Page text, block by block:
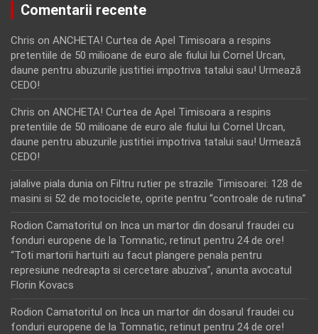
Comentarii recente
Chris on ANCHETA! Curtea de Apel Timisoara a respins
pretentiile de 50 milioane de euro ale fiului lui Cornel Urcan,
daune pentru abuzurile justitiei impotriva tatalui sau! Urmează
CEDO!
Chris on ANCHETA! Curtea de Apel Timisoara a respins
pretentiile de 50 milioane de euro ale fiului lui Cornel Urcan,
daune pentru abuzurile justitiei impotriva tatalui sau! Urmează
CEDO!
jalalive piala dunia on Filtru rutier pe strazile Timisoarei: 128 de
masini si 52 de motociclete, oprite pentru “controale de rutina”
Rodion Camatoritul on Inca un martor din dosarul fraudei cu
fonduri europene de la Tomnatic, retinut pentru 24 de ore!
“Toti martorii hartuiti au facut plangere penala pentru
represiune nedreapta si cercetare abuziva”, anunta avocatul
Florin Kovacs
Rodion Camatoritul on Inca un martor din dosarul fraudei cu
fonduri europene de la Tomnatic, retinut pentru 24 de ore!